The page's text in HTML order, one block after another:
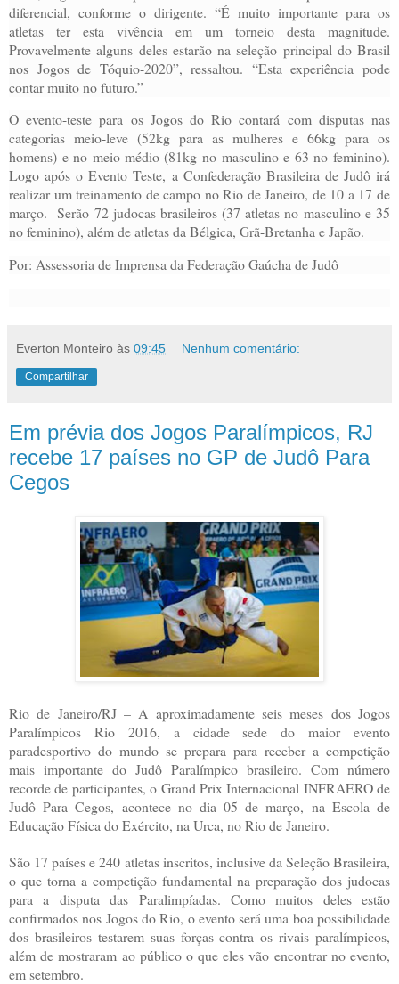
diferencial, conforme o dirigente. “É muito importante para os
atletas ter esta vivência em um torneio desta magnitude.
Provavelmente alguns deles estarão na seleção principal do Brasil
nos Jogos de Tóquio-2020”, ressaltou. “Esta experiência pode
contar muito no futuro.”
O evento-teste para os Jogos do Rio contará com disputas nas
categorias meio-leve (52kg para as mulheres e 66kg para os
homens) e no meio-médio (81kg no masculino e 63 no feminino).
Logo após o Evento Teste, a Confederação Brasileira de Judô irá
realizar um treinamento de campo no Rio de Janeiro, de 10 a 17 de
março. Serão 72 judocas brasileiros (37 atletas no masculino e 35
no feminino), além de atletas da Bélgica, Grã-Bretanha e Japão.
Por: Assessoria de Imprensa da Federação Gaúcha de Judô
Everton Monteiro às 09:45 Nenhum comentário:
Compartilhar
Em prévia dos Jogos Paralímpicos, RJ
recebe 17 países no GP de Judô Para
Cegos
Rio de Janeiro/RJ – A aproximadamente seis meses dos Jogos
Paralímpicos Rio 2016, a cidade sede do maior evento
paradesportivo do mundo se prepara para receber a competição
mais importante do Judô Paralímpico brasileiro. Com número
recorde de participantes, o Grand Prix Internacional INFRAERO de
Judô Para Cegos, acontece no dia 05 de março, na Escola de
Educação Física do Exército, na Urca, no Rio de Janeiro.
São 17 países e 240 atletas inscritos, inclusive da Seleção Brasileira,
o que torna a competição fundamental na preparação dos judocas
para a disputa das Paralimpíadas. Como muitos deles estão
confirmados nos Jogos do Rio, o evento será uma boa possibilidade
dos brasileiros testarem suas forças contra os rivais paralímpicos,
além de mostraram ao público o que eles vão encontrar no evento,
em setembro.